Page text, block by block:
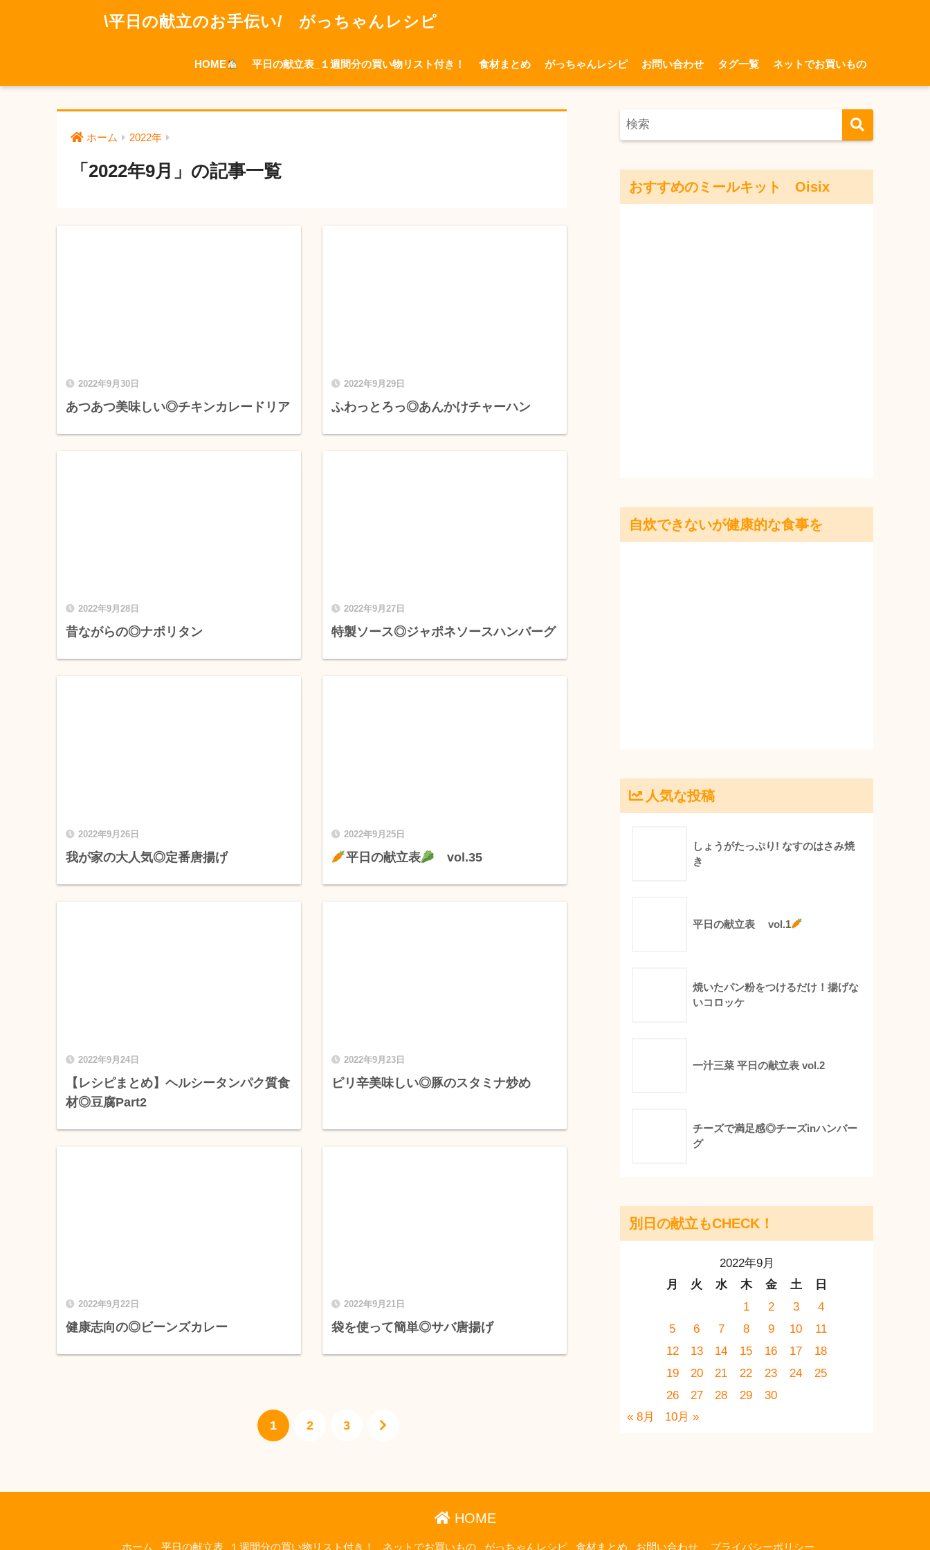
\平日の献立のお手伝い/ がっちゃんレシピ
HOME 平日の献立表_１週間分の買い物リスト付き！ 食材まとめ がっちゃんレシピ お問い合わせ タグ一覧 ネットでお買いもの
ホーム 2022年
「2022年9月」の記事一覧
2022年9月30日
あつあつ美味しい◎チキンカレードリア
2022年9月29日
ふわっとろっ◎あんかけチャーハン
2022年9月28日
昔ながらの◎ナポリタン
2022年9月27日
特製ソース◎ジャポネソースハンバーグ
2022年9月26日
我が家の大人気◎定番唐揚げ
2022年9月25日
平日の献立表 vol.35
2022年9月24日
【レシピまとめ】ヘルシータンパク質食
材◎豆腐Part2
2022年9月23日
ピリ辛美味しい◎豚のスタミナ炒め
2022年9月22日
健康志向の◎ビーンズカレー
2022年9月21日
袋を使って簡単◎サバ唐揚げ
1 2 3
おすすめのミールキット Oisix
自炊できないが健康的な食事を
人気な投稿
しょうがたっぷり! なすのはさみ焼
き
平日の献立表 vol.1
焼いたパン粉をつけるだけ！揚げな
いコロッケ
一汁三菜 平日の献立表 vol.2
チーズで満足感◎チーズinハンバー
グ
別日の献立もCHECK！
2022年9月
月
火 水 木 金 土
日
1
2 3
4
5
6 7 8 9 10
11
12
13 14 15 16 17
18
19
20 21 22 23 24
25
26
27 28 29
30
« 8月
10月 »
HOME
ホーム 平日の献立表_１週間分の買い物リスト付き！ ネットでお買いもの がっちゃんレシピ 食材まとめ お問い合わせ プライバシーポリシー